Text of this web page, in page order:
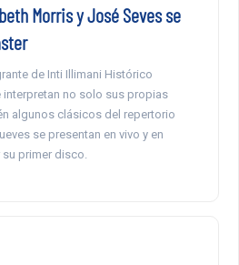
Morris y José Seves se
de Inti Illimani Histórico
interpretan no solo sus propias
algunos clásicos del repertorio
se presentan en vivo y en
primer disco.